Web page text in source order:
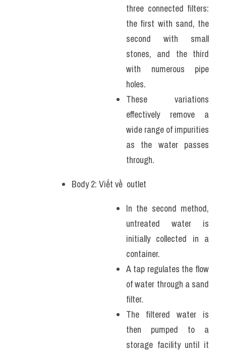
three connected filters:
the first with sand, the
second with small
stones, and the third
with numerous pipe
holes.
These variations
effectively remove a
wide range of impurities
as the water passes
through.
Body 2: Viết về  outlet
In the second method,
untreated water is
initially collected in a
container.
A tap regulates the flow
of water through a sand
filter.
The filtered water is
then pumped to a
storage facility until it